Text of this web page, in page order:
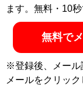
ます。無料・10秒
無料で
※登録後、メール
メールをクリッ